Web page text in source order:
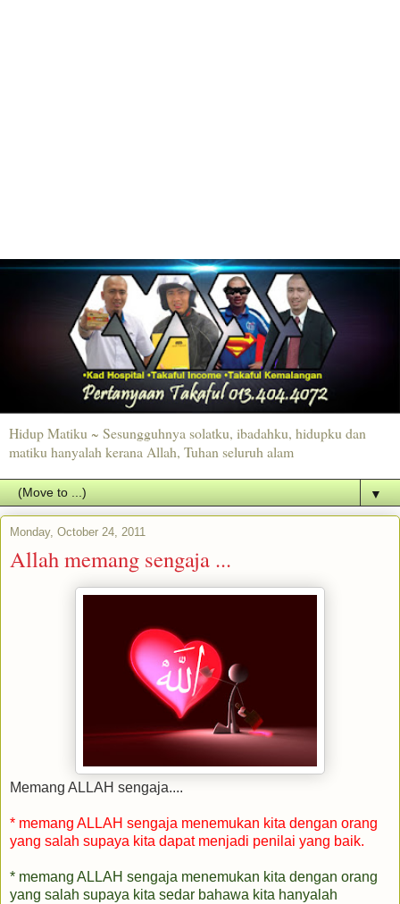
Hidup Matiku ~ Sesungguhnya solatku, ibadahku, hidupku dan
matiku hanyalah kerana Allah, Tuhan seluruh alam
▼
Monday, October 24, 2011
Allah memang sengaja ...
Memang ALLAH sengaja....
* memang ALLAH sengaja menemukan kita dengan orang
yang salah supaya kita dapat menjadi penilai yang baik.
* memang ALLAH sengaja menemukan kita dengan orang
yang salah supaya kita sedar bahawa kita hanyalah